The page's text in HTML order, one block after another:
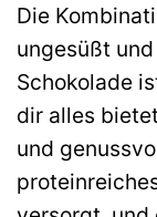
Die
ungesüßt
Schokolade
dir alles
und